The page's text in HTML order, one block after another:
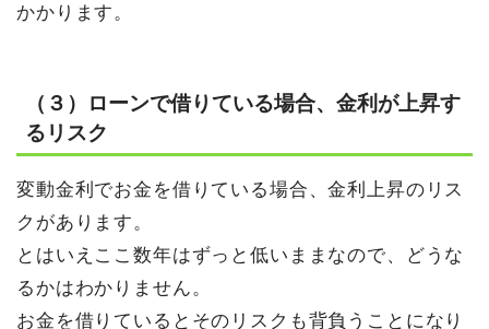
かかります。
（３）ローンで借りている場合、金利が上昇す
るリスク
変動金利でお金を借りている場合、金利上昇のリス
クがあります。
とはいえここ数年はずっと低いままなので、どうな
るかはわかりません。
お金を借りているとそのリスクも背負うことになり